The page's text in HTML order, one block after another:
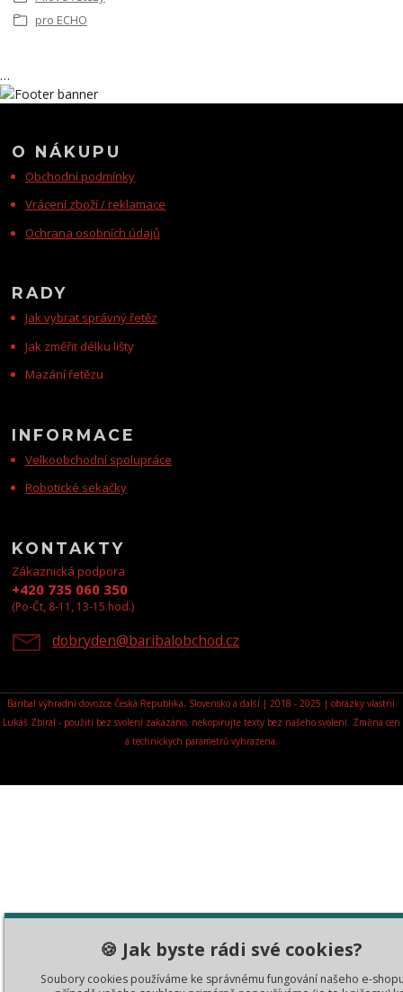
pro ECHO
O NÁKUPU
Obchodní podmínky
Vrácení zboží / reklamace
Ochrana osobních údajů
RADY
Jak vybrat správný řetěz
Jak změřit délku lišty
Mazání řetězu
INFORMACE
Velkoobchodní spolupráce
Robotické sekačky
KONTAKTY
Zákaznická podpora
+420 735 060 350
(Po-Čt, 8-11, 13-15 hod.)
dobryden@baribalobchod.cz
…
Baribal výhradní dovozce Česká Republika, Slovensko a další | 2018 - 2025 | obrázky vlastní
Lukáš Zbíral - použití bez svolení zakázáno, nekopírujte texty bez našeho svolení. Změna cen
a technických parametrů vyhrazena.
🍪 Jak byste rádi své cookies?
Soubory cookies používáme ke správnému fungování našeho e-